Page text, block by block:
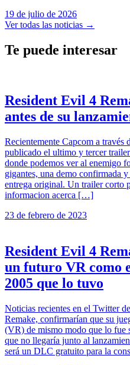
19 de julio de 2026
Ver todas las noticias →
Te puede interesar
Resident Evil 4
antes de su
Recientemente Capcom a través
publicado el ultimo y tercer
donde podemos ver al enemigo
gigantes, una demo confirmada
entrega original. Un trailer corto
informacion acerca […]
23 de febrero de 2023
Resident Evil 4
un futuro VR como
2005 que lo tuvo
Noticias recientes en el Twitter
Remake, confirmarían que su
(VR) de mismo modo que lo fue
que no llegaría junto al
será un DLC gratuito para la